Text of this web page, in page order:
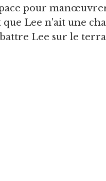
pour
Lee n'ait une
Lee sur le